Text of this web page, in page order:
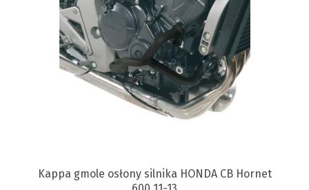
Kappa gmole osłony silnika HONDA CB Hornet